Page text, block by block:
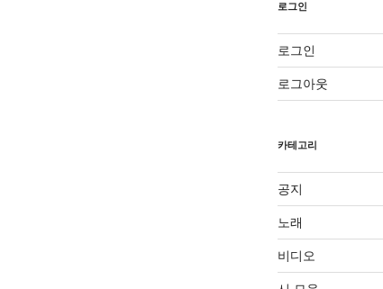
로그인
로그인
로그아웃
카테고리
공지
노래
비디오